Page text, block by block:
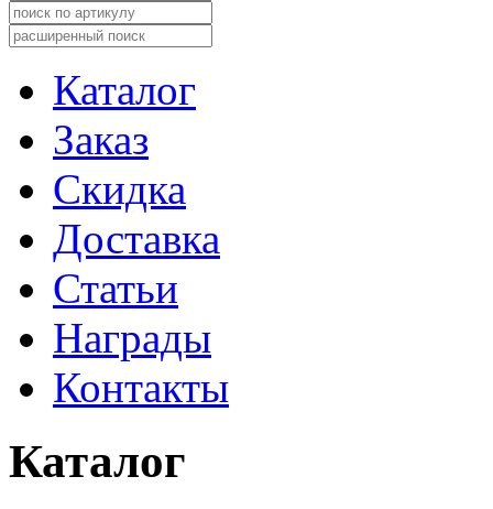
Каталог
Заказ
Скидка
Доставка
Статьи
Награды
Контакты
Каталог